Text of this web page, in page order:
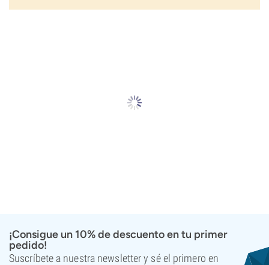
¡Consigue un 10% de descuento en tu primer
pedido!
Suscríbete a nuestra newsletter y sé el primero en